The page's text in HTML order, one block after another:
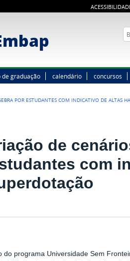
de graduação calendário concursos
POR ESTUDANTES COM INDICATIVO DE ALTAS
de
com
do programa Universidade Sem